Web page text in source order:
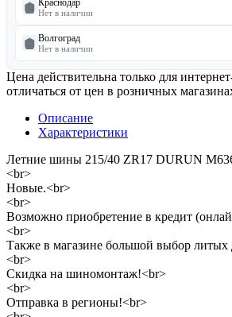
Краснодар
Нет в наличии
Волгоград
Нет в наличии
Цена действительна только для
отличаться от цен в розничных
Описание
Характеристики
Летние шины 215/40 ZR17 DURUN
<br>
Новые.<br>
<br>
Возможно приобретение в кредит
<br>
Также в магазине большой выбор литых
<br>
Скидка на шиномонтаж!<br>
<br>
Отправка в регионы!<br>